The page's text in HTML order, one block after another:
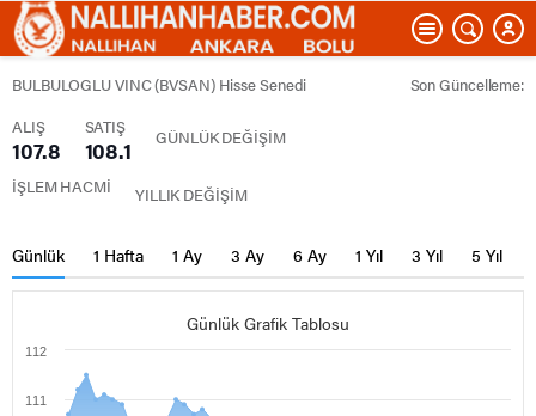
BULBULOGLU VINC (BVSAN) Hisse Senedi
Son Güncelleme:
ALIŞ
107.8
SATIŞ
108.1 GÜNLÜK DEĞİŞİM
İŞLEM HACMİ YILLIK DEĞİŞİM
Günlük 1 Hafta 1 Ay 3 Ay 6 Ay 1 Yıl 3 Yıl 5 Yıl
Günlük Grafik Tablosu
111
112